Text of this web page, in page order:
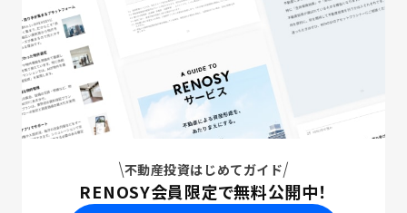
不動産投資はじめてガイド
RENOSY会員限定で無料公開中！